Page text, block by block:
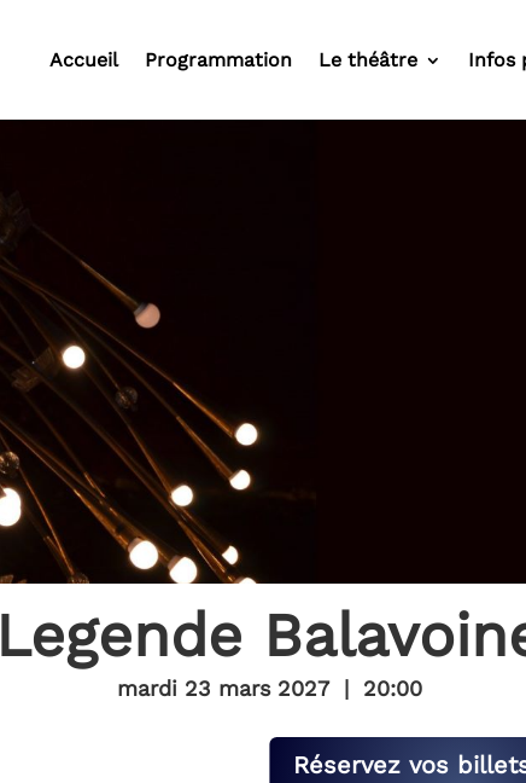
Accueil Programmation Le théâtre Infos
Legende
mardi 23 mars 2027| 20:00
Réservez vos